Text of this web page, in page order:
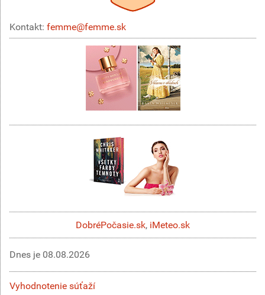
Kontakt: femme@femme.sk
DobréPočasie.sk, iMeteo.sk
Dnes je 08.08.2026
Vyhodnotenie súťaží